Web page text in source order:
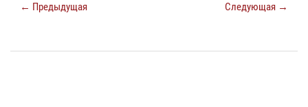
← Предыдущая Следующая →